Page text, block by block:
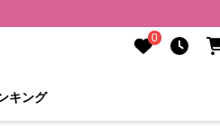
0
キング